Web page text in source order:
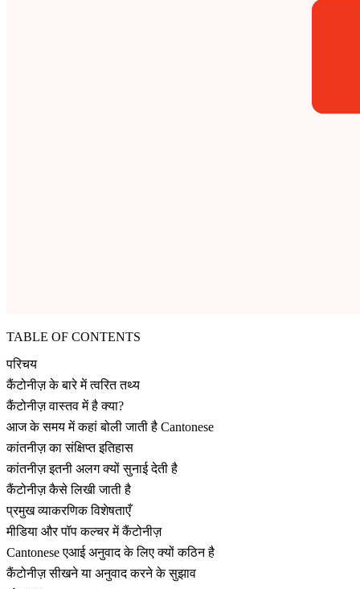
TABLE OF CONTENTS
परिचय
कैंटोनीज़ के बारे में त्वरित तथ्य
कैंटोनीज़ वास्तव में है क्या?
आज के समय में कहां बोली जाती है Cantonese
कांतनीज़ का संक्षिप्त इतिहास
कांतनीज़ इतनी अलग क्यों सुनाई देती है
कैंटोनीज़ कैसे लिखी जाती है
प्रमुख व्याकरणिक विशेषताएँ
मीडिया और पॉप कल्चर में कैंटोनीज़
Cantonese एआई अनुवाद के लिए क्यों कठिन है
कैंटोनीज़ सीखने या अनुवाद करने के सुझाव